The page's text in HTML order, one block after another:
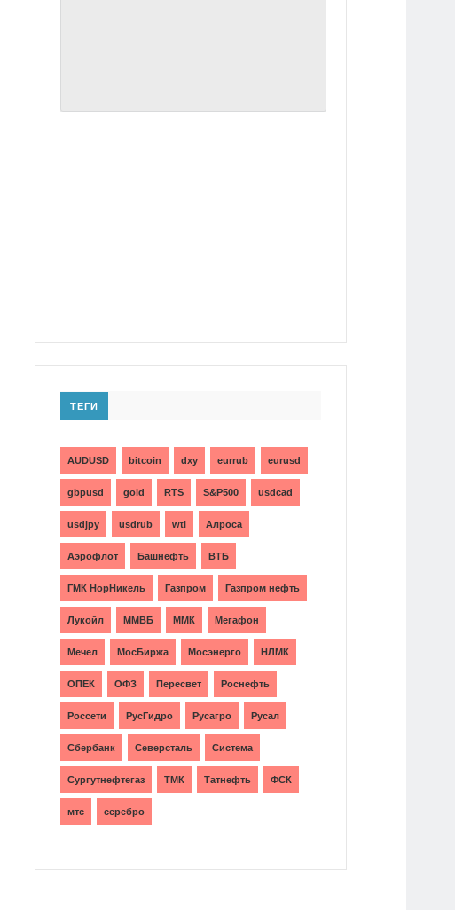
ТЕГИ
AUDUSD bitcoin dxy eurrub eurusd
gbpusd gold RTS S&P500 usdcad
usdjpy usdrub wti Алроса
Аэрофлот Башнефть ВТБ
ГМК НорНикель Газпром Газпром нефть
Лукойл ММВБ ММК Мегафон
Мечел МосБиржа Мосэнерго НЛМК
ОПЕК ОФЗ Пересвет Роснефть
Россети РусГидро Русагро Русал
Сбербанк Северсталь Система
Сургутнефтегаз ТМК Татнефть ФСК
мтс серебро